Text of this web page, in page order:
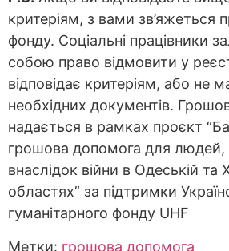
критеріям, з вами зв’яжеться
фонду. Соціальні працівники
собою право відмовити у
відповідає критеріям, або не
необхідних документів.
надається в рамках проєкт
грошова допомога для
внаслідок війни в Одеській та
областях” за підтримки
гуманітарного фонду UHF
Метки: грошова допомога